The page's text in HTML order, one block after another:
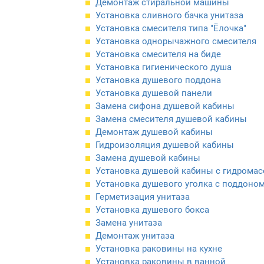
Демонтаж стиральной машины
Установка сливного бачка унитаза
Установка смесителя типа "Ëлочка"
Установка однорычажного смесителя
Установка смесителя на биде
Установка гигиенического душа
Установка душевого поддона
Установка душевой панели
Замена сифона душевой кабины
Замена смесителя душевой кабины
Демонтаж душевой кабины
Гидроизоляция душевой кабины
Замена душевой кабины
Установка душевой кабины с
Установка душевого уголка с поддоном
Герметизация унитаза
Установка душевого бокса
Замена унитаза
Демонтаж унитаза
Установка раковины на кухне
Установка раковины в ванной